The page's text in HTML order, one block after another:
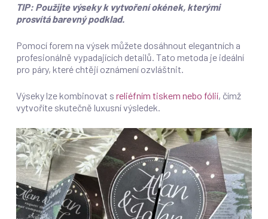
TIP: Použijte výseky k vytvoření okének, kterými
prosvítá barevný podklad.
Pomocí forem na výsek můžete dosáhnout elegantních a
profesionálně vypadajících detailů. Tato metoda je ideální
pro páry, které chtějí oznámení ozvláštnit.
Výseky lze kombinovat s reliéfním tiskem nebo fólií, čímž
vytvoříte skutečně luxusní výsledek.